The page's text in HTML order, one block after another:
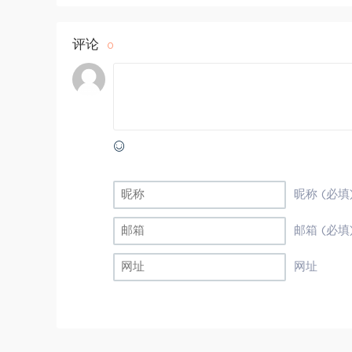
评论 0
昵称 (必填
邮箱 (必填
网址